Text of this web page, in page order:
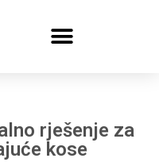
rješenje za
kose